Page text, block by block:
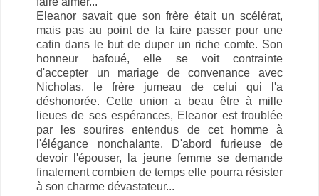
Eleanor savait que son frère était un scélérat,
mais pas au point de la faire passer pour une
catin dans le but de duper un riche comte. Son
honneur bafoué, elle se voit contrainte
d'accepter un mariage de convenance avec
Nicholas, le frère jumeau de celui qui l'a
déshonorée. Cette union a beau être à mille
lieues de ses espérances, Eleanor est troublée
par les sourires entendus de cet homme à
l'élégance nonchalante. D'abord furieuse de
devoir l'épouser, la jeune femme se demande
finalement combien de temps elle pourra résister
à son charme dévastateur...